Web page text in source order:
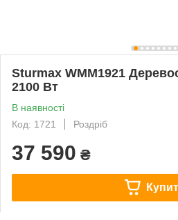
Sturmax WMM1921
2100 Вт
В наявності
Код: 1721
Роздріб
37 590 ₴